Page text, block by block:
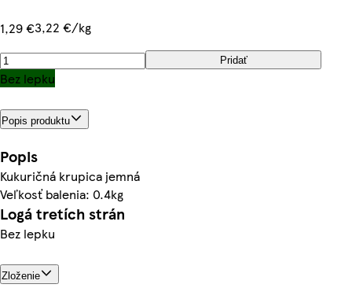
1,29 €3,22 €/kg
Pridať
Bez lepku
Popis produktu
Popis
Kukuričná krupica jemná
Veľkosť balenia: 0.4kg
Logá tretích strán
Bez lepku
Zloženie